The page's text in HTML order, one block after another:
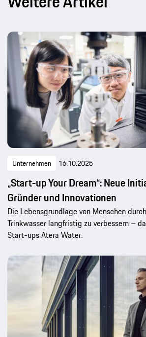
Unternehmen 16.10.2025
„Start-up Your Dream“: Neue
Gründer und Innovationen
Die Lebensgrundlage von Menschen
Trinkwasser langfristig zu verbessern –
Start-ups Atera Water.